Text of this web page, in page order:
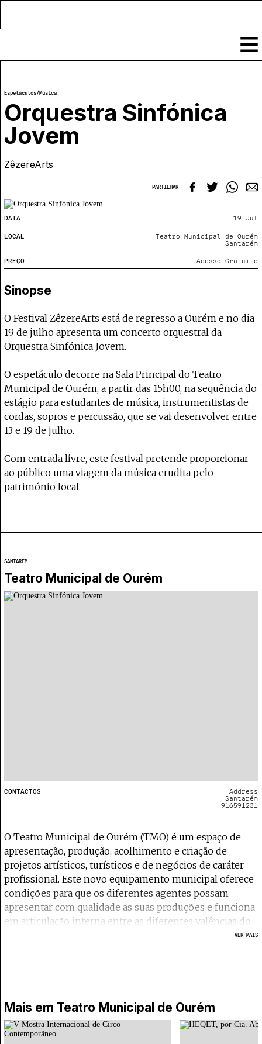
Notícias
Classificados
Ver todos
Agenda
Espetáculos
Por Localidade
Mapa
Submeter Eventos
Crítica
Cursos Curtos
Formadores
Recursos
Links úteis
Publicações
Projecto e Equipa
Ficha Técnica
Contactar
Política de privacidade - App
Coffeelabs Cursos curtos
Apoiar
Espetáculos/Música
Orquestra Sinfónica
Jovem
ZêzereArts
PARTILHAR
DATA 19 Jul
LOCAL
Teatro Municipal de Ourém
Santarém
PREÇO Acesso Gratuito
Sinopse
O Festival ZêzereArts está de regresso a Ourém e no dia
19 de julho apresenta um concerto orquestral da
Orquestra Sinfónica Jovem.
O espetáculo decorre na Sala Principal do Teatro
Municipal de Ourém, a partir das 15h00, na sequência do
estágio para estudantes de música, instrumentistas de
cordas, sopros e percussão, que se vai desenvolver entre
13 e 19 de julho.
Com entrada livre, este festival pretende proporcionar
ao público uma viagem da música erudita pelo
património local.
SANTARÉM
Teatro Municipal de Ourém
CONTACTOS
Address
Santarém
916591231
O Teatro Municipal de Ourém (TMO) é um espaço de
apresentação, produção, acolhimento e criação de
projetos artísticos, turísticos e de negócios de caráter
profissional. Este novo equipamento municipal oferece
condições para que os diferentes agentes possam
apresentar com qualidade as suas produções e funciona
em articulação interna entre as diferentes valências do
espaço e, externamente, em articulação com os demais
Auditório de 441 lugares, uma sala de trabalho adequada
para a realização de ensaios, aulas e ações de formação
ou cowork e um Bar/Cafetaria.
VER MAIS
Mais em Teatro Municipal de Ourém